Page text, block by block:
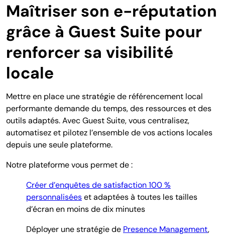
Maîtriser son e-réputation
grâce à Guest Suite pour
renforcer sa visibilité
locale
Mettre en place une stratégie de référencement local
performante demande du temps, des ressources et des
outils adaptés. Avec Guest Suite, vous centralisez,
automatisez et pilotez l’ensemble de vos actions locales
depuis une seule plateforme.
Notre plateforme vous permet de :
Créer d’enquêtes de satisfaction 100 %
personnaliséeset adaptées à toutes les tailles
d’écran en moins de dix minutes
Déployer une stratégie de Presence Management,